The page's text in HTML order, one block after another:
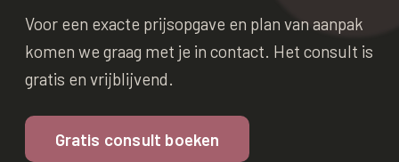
Voor een exacte prijsopgave en plan van aanpak
komen we graag met je in contact. Het consult is
gratis en vrijblijvend.
Gratis consult boeken